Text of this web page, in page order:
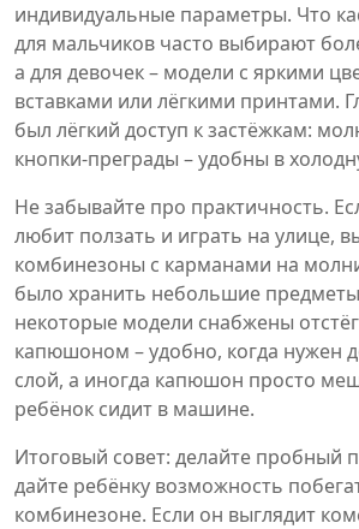
индивидуальные параметры. Что
для мальчиков часто выбирают
а для девочек – модели с яркими
вставками или лёгкими принтами.
был лёгкий доступ к застёжкам:
кнопки‑преграды – удобны в
Не забывайте про практичность.
любит ползать и играть на улице,
комбинезоны с карманами на
было хранить небольшие
некоторые модели снабжены
капюшоном – удобно, когда нужен
слой, а иногда капюшон просто
ребёнок сидит в машине.
Итоговый совет: делайте пробный
дайте ребёнку возможность
комбинезоне. Если он выглядит